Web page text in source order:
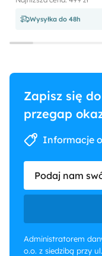
Wysyłka do 48h
Zapisz się
przegap
Informacje
Podaj nam
Administratorem
o.o. z siedzibą przy